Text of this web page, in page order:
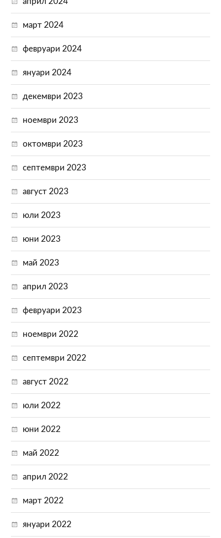
март 2024
февруари 2024
януари 2024
декември 2023
ноември 2023
октомври 2023
септември 2023
август 2023
юли 2023
юни 2023
май 2023
април 2023
февруари 2023
ноември 2022
септември 2022
август 2022
юли 2022
юни 2022
май 2022
април 2022
март 2022
януари 2022